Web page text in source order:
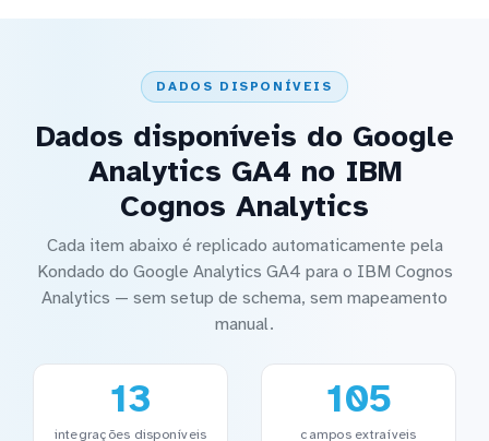
DADOS DISPONÍVEIS
Dados disponíveis do Google
Analytics GA4 no IBM
Cognos Analytics
Cada item abaixo é replicado automaticamente pela
Kondado do Google Analytics GA4 para o IBM Cognos
Analytics — sem setup de schema, sem mapeamento
manual.
13
integrações disponíveis
105
campos extraíveis